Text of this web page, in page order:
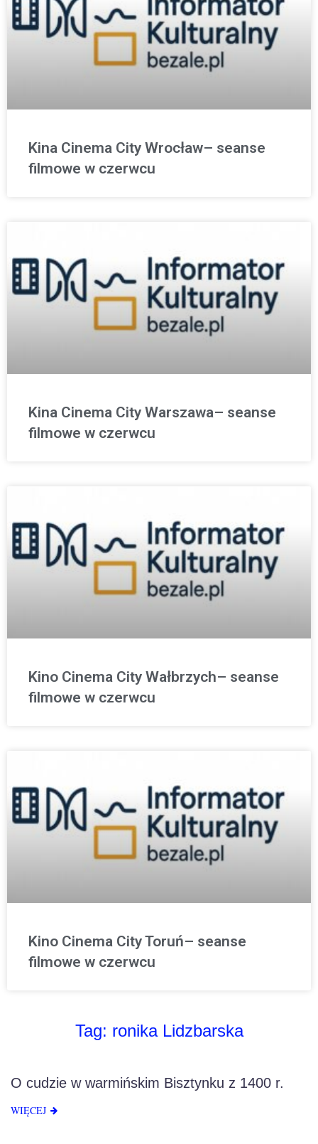
Kina Cinema City Wrocław– seanse
filmowe w czerwcu
Kina Cinema City Warszawa– seanse
filmowe w czerwcu
Kino Cinema City Wałbrzych– seanse
filmowe w czerwcu
Kino Cinema City Toruń– seanse
filmowe w czerwcu
Tag: ronika Lidzbarska
O cudzie w warmińskim Bisztynku z 1400 r.
WIĘCEJ